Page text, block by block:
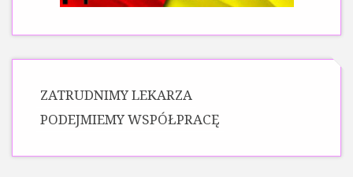
ZATRUDNIMY LEKARZA
PODEJMIEMY WSPÓŁPRACĘ